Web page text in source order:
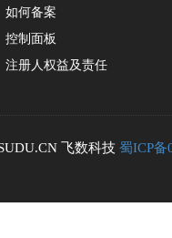
如何备案
控制面板
注册人权益及责任
飞数科技 蜀ICP备